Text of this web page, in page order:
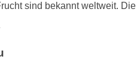
sind bekannt weltweit.